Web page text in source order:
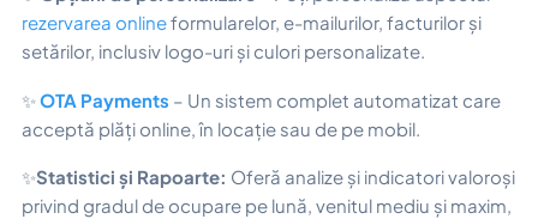
rezervarea onlineformularelor, e-mailurilor, facturilor și
setărilor, inclusiv logo-uri și culori personalizate.
✨OTA Payments – Un sistem complet automatizat care
acceptă plăți online, în locație sau de pe mobil.
✨Statistici și Rapoarte: Oferă analize și indicatori valoroși
privind gradul de ocupare pe lună, venitul mediu și maxim,